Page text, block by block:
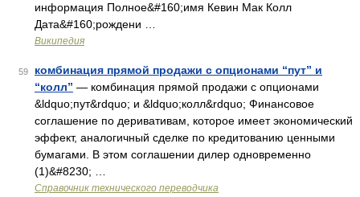
информация Полное&#160;имя Кевин Мак Колл
Дата&#160;рождени …
Википедия
59
комбинация прямой продажи с опционами “пут” и
“колл” — комбинация прямой продажи с опционами
&ldquo;пут&rdquo; и &ldquo;колл&rdquo; Финансовое
соглашение по деривативам, которое имеет экономический
эффект, аналогичный сделке по кредитованию ценными
бумагами. В этом соглашении дилер одновременно
(1)&#8230; …
Справочник технического переводчика